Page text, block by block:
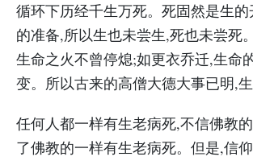
循环下历经千生万死。死固然是生
的准备,所以生也未尝生,死也未尝死
生命之火不曾停熄;如更衣乔迁,生命
变。所以古来的高僧大德大事已明,生
任何人都一样有生老病死,不信佛教
了佛教的一样有生老病死。但是,信